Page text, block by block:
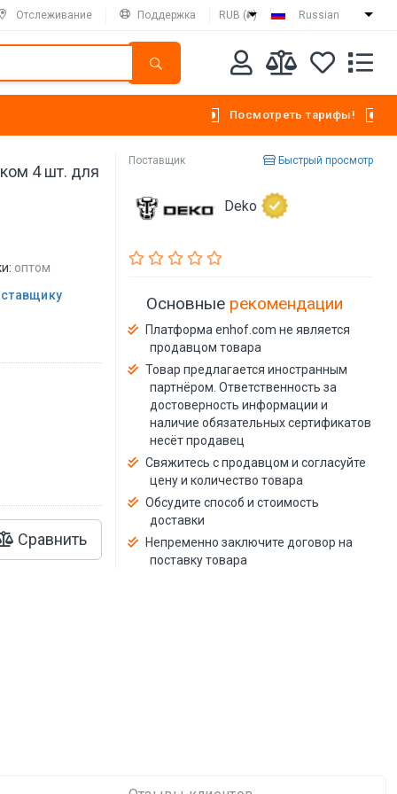
Отслеживание Поддержка RUB (₽) Russian
Посмотреть тарифы!
4 шт. для
оптом
Сравнить
Поставщик Быстрый просмотр
Deko
Основные рекомендации
Платформа enhof.com не является
продавцом товара
Товар предлагается иностранным
партнёром. Ответственность за
достоверность информации и
наличие обязательных сертификатов
несёт продавец
Свяжитесь с продавцом и согласуйте
цену и количество товара
Обсудите способ и стоимость
доставки
Непременно заключите договор на
поставку товара